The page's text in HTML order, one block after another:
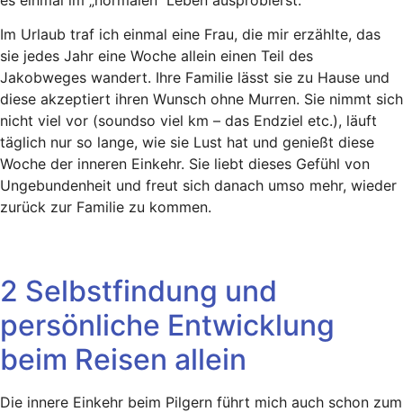
Im Urlaub traf ich einmal eine Frau, die mir erzählte, das
sie jedes Jahr eine Woche allein einen Teil des
Jakobweges wandert. Ihre Familie lässt sie zu Hause und
diese akzeptiert ihren Wunsch ohne Murren. Sie nimmt sich
nicht viel vor (soundso viel km – das Endziel etc.), läuft
täglich nur so lange, wie sie Lust hat und genießt diese
Woche der inneren Einkehr. Sie liebt dieses Gefühl von
Ungebundenheit und freut sich danach umso mehr, wieder
zurück zur Familie zu kommen.
2 Selbstfindung und
persönliche Entwicklung
beim Reisen allein
Die innere Einkehr beim Pilgern führt mich auch schon zum